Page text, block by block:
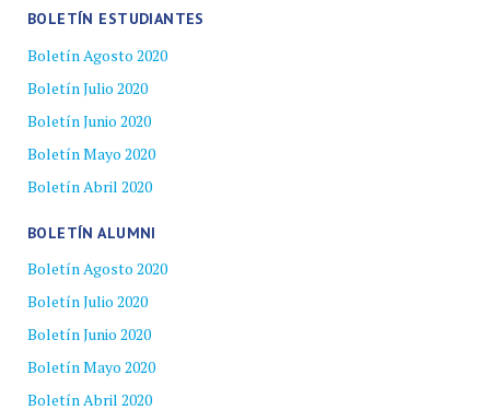
BOLETÍN ESTUDIANTES
Boletín Agosto 2020
Boletín Julio 2020
Boletín Junio 2020
Boletín Mayo 2020
Boletín Abril 2020
BOLETÍN ALUMNI
Boletín Agosto 2020
Boletín Julio 2020
Boletín Junio 2020
Boletín Mayo 2020
Boletín Abril 2020